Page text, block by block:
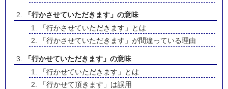
「行かさせていただきます」の意味
「行かさせていただきます」とは
「行かさせていただきます」が間違っている理由
「行かせていただきます」の意味
「行かせていただきます」とは
「行かせて頂きます」は誤用